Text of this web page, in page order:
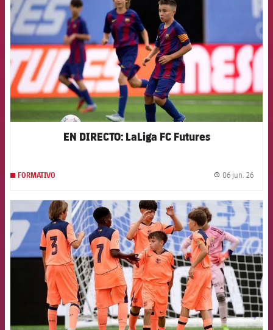
EN DIRECTO: LaLiga FC Futures
FORMATIVO 06 jun. 26
FCB Barcelona badge